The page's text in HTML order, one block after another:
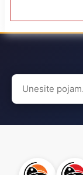
Search
for: